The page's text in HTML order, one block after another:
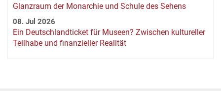
Glanzraum der Monarchie und Schule des Sehens
08. Jul 2026
Ein Deutschlandticket für Museen? Zwischen kultureller
Teilhabe und finanzieller Realität